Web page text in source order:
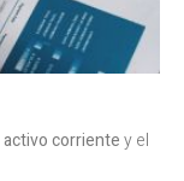
activo corrientey el